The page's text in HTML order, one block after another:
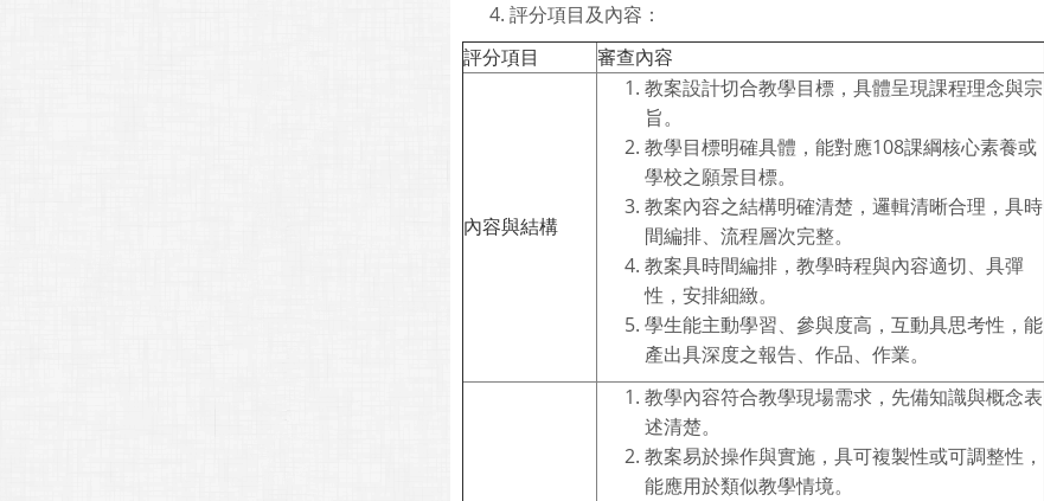
評分項目及內容：
評分項目
審查內容
內容與結構
教案設計切合教學目標，具體呈現課程理念與宗
旨。
教學目標明確具體，能對應108課綱核心素養或
學校之願景目標。
教案內容之結構明確清楚，邏輯清晰合理，具時
間編排、流程層次完整。
教案具時間編排，教學時程與內容適切、具彈
性，安排細緻。
學生能主動學習、參與度高，互動具思考性，能
產出具深度之報告、作品、作業。
教學內容符合教學現場需求，先備知識與概念表
述清楚。
教案易於操作與實施，具可複製性或可調整性，
能應用於類似教學情境。